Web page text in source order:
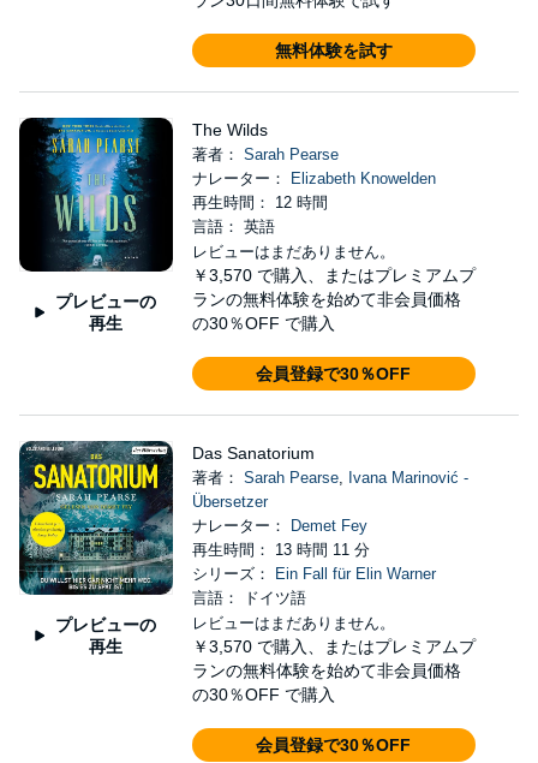
無料体験を試す
プレビューの
再生
The Wilds
著者： Sarah Pearse
ナレーター：
Elizabeth Knowelden
再生時間： 12 時間
言語： 英語
レビューはまだありません。
￥3,570 で購入、またはプレミアムプ
ランの無料体験を始めて非会員価格
の30％OFF で購入
会員登録で30％OFF
プレビューの
再生
Das Sanatorium
著者： Sarah Pearse, Ivana Marinović -
Übersetzer
ナレーター：
Demet Fey
再生時間： 13 時間 11 分
シリーズ：
Ein Fall für Elin Warner
言語： ドイツ語
レビューはまだありません。
￥3,570 で購入、またはプレミアムプ
ランの無料体験を始めて非会員価格
の30％OFF で購入
会員登録で30％OFF